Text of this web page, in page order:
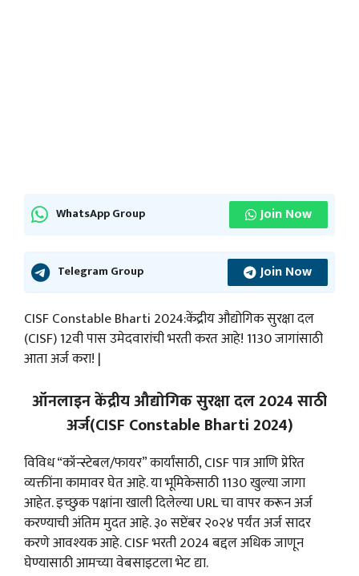
WhatsApp Group Join Now
Telegram Group Join Now
CISF Constable Bharti 2024:केंद्रीय औद्योगिक सुरक्षा दल
(CISF) 12वी पास उमेदवारांची भरती करत आहे! 1130 जागांसाठी
आता अर्ज करा! |
ऑनलाइन केंद्रीय औद्योगिक सुरक्षा दल 2024 साठी
अर्ज(CISF Constable Bharti 2024)
विविध “कॉन्स्टेबल/फायर” कार्यांसाठी, CISF पात्र आणि प्रेरित
व्यक्तींना कामावर घेत आहे. या भूमिकेसाठी 1130 खुल्या जागा
आहेत. इच्छुक पक्षांना खाली दिलेल्या URL चा वापर करून अर्ज
करण्याची अंतिम मुदत आहे. ३० सप्टेंबर २०२४ पर्यंत अर्ज सादर
करणे आवश्यक आहे. CISF भरती 2024 बद्दल अधिक जाणून
घेण्यासाठी आमच्या वेबसाइटला भेट द्या.